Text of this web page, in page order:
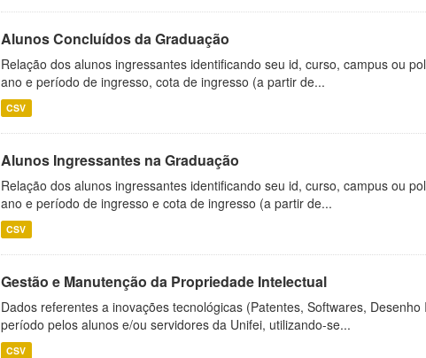
Alunos Concluídos da Graduação
Relação dos alunos ingressantes identificando seu id, curso, campus ou
ano e período de ingresso, cota de ingresso (a partir de...
CSV
Alunos Ingressantes na Graduação
Relação dos alunos ingressantes identificando seu id, curso, campus ou
ano e período de ingresso e cota de ingresso (a partir de...
CSV
Gestão e Manutenção da Propriedade Intelectual
Dados referentes a inovações tecnológicas (Patentes, Softwares,
período pelos alunos e/ou servidores da Unifei, utilizando-se...
CSV